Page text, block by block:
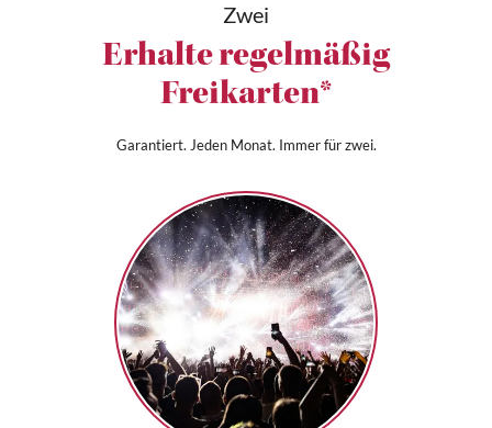
Zwei
Erhalte regelmäßig
Freikarten*
Garantiert. Jeden Monat. Immer für zwei.